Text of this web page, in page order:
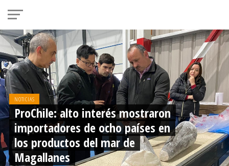
NOTICIAS
ProChile: alto interés mostraron
importadores de ocho países en
los productos del mar de
Magallanes